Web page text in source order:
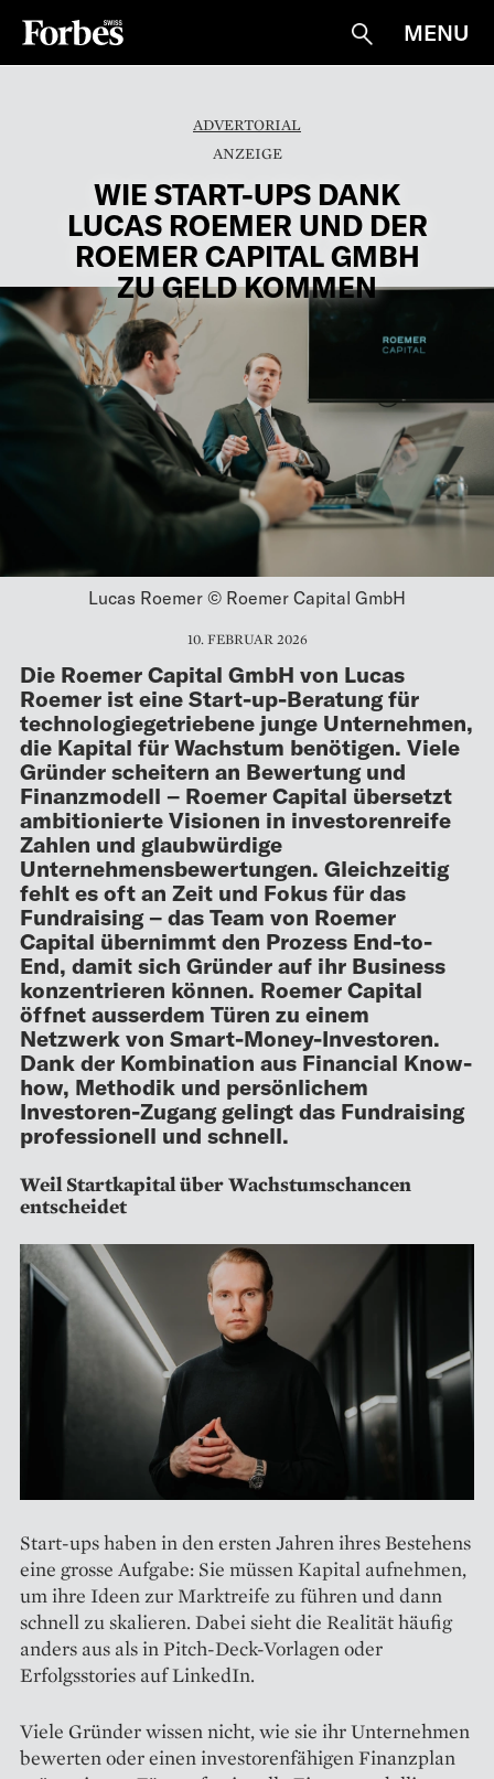
Suche
MENU
ADVERTORIAL
WIE START-UPS DANK
LUCAS ROEMER UND DER
ROEMER CAPITAL GMBH
ZU GELD KOMMEN
Lucas Roemer © Roemer Capital GmbH
10. FEBRUAR 2026
Die Roemer Capital GmbH von Lucas
Roemer ist eine Start-up-Beratung für
technologiegetriebene junge Unternehmen,
die Kapital für Wachstum benötigen. Viele
Gründer scheitern an Bewertung und
Finanzmodell – Roemer Capital übersetzt
ambitionierte Visionen in investorenreife
Zahlen und glaubwürdige
Unternehmensbewertungen. Gleichzeitig
fehlt es oft an Zeit und Fokus für das
Fundraising – das Team von Roemer
Capital übernimmt den Prozess End-to-
End, damit sich Gründer auf ihr Business
konzentrieren können. Roemer Capital
öffnet ausserdem Türen zu einem
Netzwerk von Smart-Money-Investoren.
Dank der Kombination aus Financial Know-
how, Methodik und persönlichem
Investoren-Zugang gelingt das Fundraising
professionell und schnell.
Weil Startkapital über Wachstumschancen
entscheidet
Start-ups haben in den ersten Jahren ihres Bestehens
eine grosse Aufgabe: Sie müssen Kapital aufnehmen,
um ihre Ideen zur Marktreife zu führen und dann
schnell zu skalieren. Dabei sieht die Realität häufig
anders aus als in Pitch-Deck-Vorlagen oder
Erfolgsstories auf LinkedIn.
Viele Gründer wissen nicht, wie sie ihr Unternehmen
bewerten oder einen investorenfähigen Finanzplan